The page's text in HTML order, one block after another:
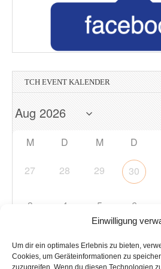
Einwilligung
Um dir ein optimales Erlebnis zu bieten,
Cookies, um Geräteinformationen zu
zuzugreifen. Wenn du diesen Technologien
TCH EVENT KALENDER
M D M D
27 28 29 30
3 4 5 6
10 11 12 13